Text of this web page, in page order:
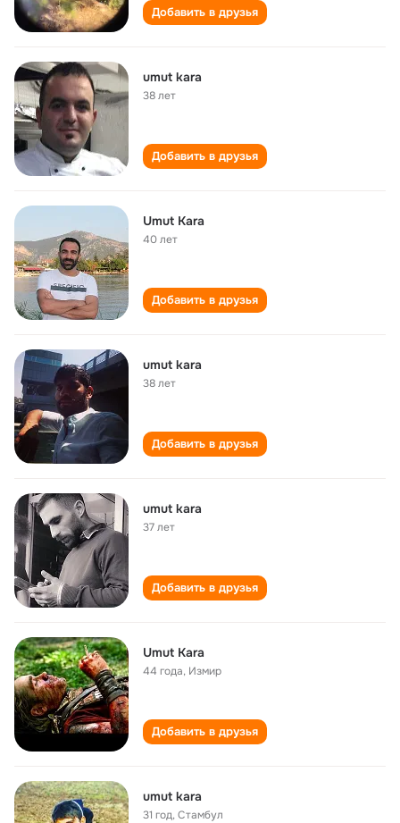
Добавить в друзья
umut kara
38 лет
Добавить в друзья
Umut Kara
40 лет
Добавить в друзья
umut kara
38 лет
Добавить в друзья
umut kara
37 лет
Добавить в друзья
Umut Kara
44 года, Измир
Добавить в друзья
umut kara
31 год,Стамбул